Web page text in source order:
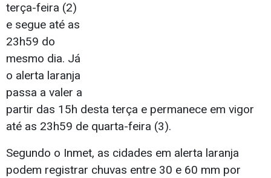
terça-feira (2)
e segue até as
23h59 do
mesmo dia. Já
o alerta laranja
passa a valer a
partir das 15h desta terça e permanece em vigor
até as 23h59 de quarta-feira (3).
Segundo o Inmet, as cidades em alerta laranja
podem registrar chuvas entre 30 e 60 mm por